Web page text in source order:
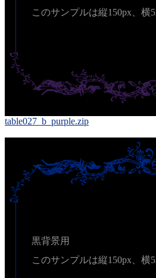
このサンプルは縦150px、横
table027_b_purple.zip
黒背景用
このサンプルは縦150px、横